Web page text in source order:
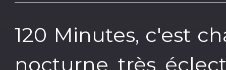
120 Minutes, c'est
nocturne très